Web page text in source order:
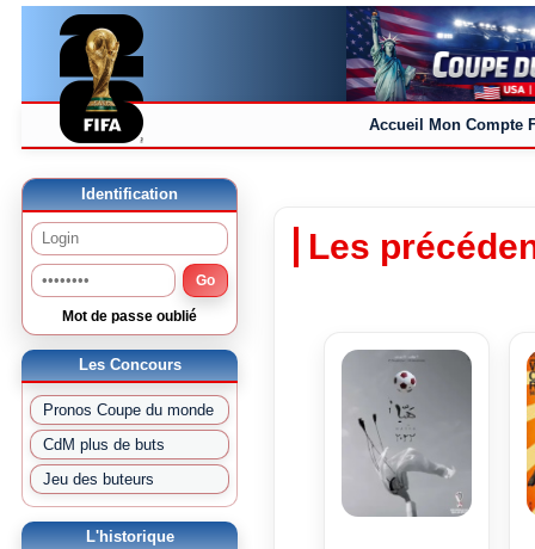
Accueil Mon Compte
Identification
Go
Mot de passe oublié
Les Concours
Pronos Coupe du monde
CdM plus de buts
Jeu des buteurs
L'historique
Les